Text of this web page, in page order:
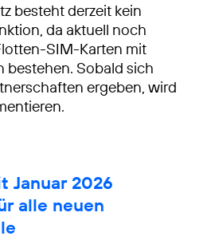
besteht derzeit kein
da aktuell noch
SIM-Karten mit
bestehen. Sobald sich
ergeben, wird
Januar 2026
alle neuen